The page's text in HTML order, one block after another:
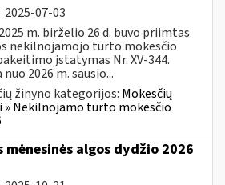
2025-07-03
m. birželio 26 d. buvo priimtas
nekilnojamojo turto mokesčio
įstatymas Nr. XV-344.
2026 m. sausio...
žinyno kategorijos: Mokesčių
Nekilnojamo turto mokesčio
mėnesinės algos dydžio 2026